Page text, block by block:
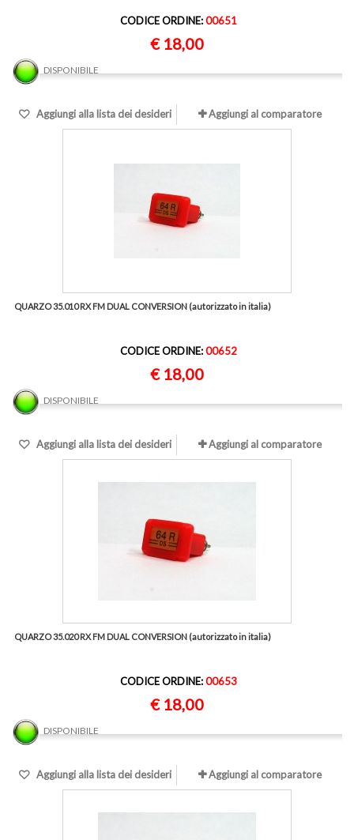
CODICE ORDINE:00651
€ 18,00
DISPONIBILE
Aggiungi alla lista dei desideri Aggiungi al comparatore
QUARZO 35.010 RX FM DUAL CONVERSION (autorizzato in italia)
CODICE ORDINE:00652
€ 18,00
DISPONIBILE
Aggiungi alla lista dei desideri Aggiungi al comparatore
QUARZO 35.020 RX FM DUAL CONVERSION (autorizzato in italia)
CODICE ORDINE:00653
€ 18,00
DISPONIBILE
Aggiungi alla lista dei desideri Aggiungi al comparatore